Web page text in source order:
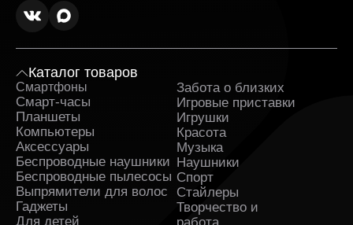
Удобство использования в течение дня.
многозадачности.
Поддержку современных приложений.
Дополнительную информацию об устройствах можно
получить через интернет или у сотрудников магазина.
Цены на смартфоны Huawei —
стоимость популярных моделей
На стоимость смартфона Huawei влияют объем
памяти, качество камеры и технические возможности
Каталог товаров
Смартфоны
Смарт-часы
Планшеты
Компьютеры
Аксессуары
Беспроводные наушники
Беспроводные пылесосы
Выпрямители для волос
Гаджеты
Для детей
Забота о близких
Игровые приставки
Игрушки
Красота
Музыка
Наушники
Спорт
Стайлеры
Творчество и